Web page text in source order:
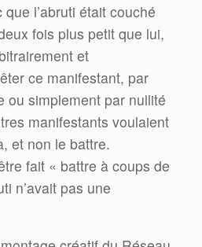
l’abruti était couché
fois plus petit que lui,
et
ce manifestant, par
ou simplement par nullité
manifestants voulaient
et non le battre.
fait « battre à coups de
n’avait pas une